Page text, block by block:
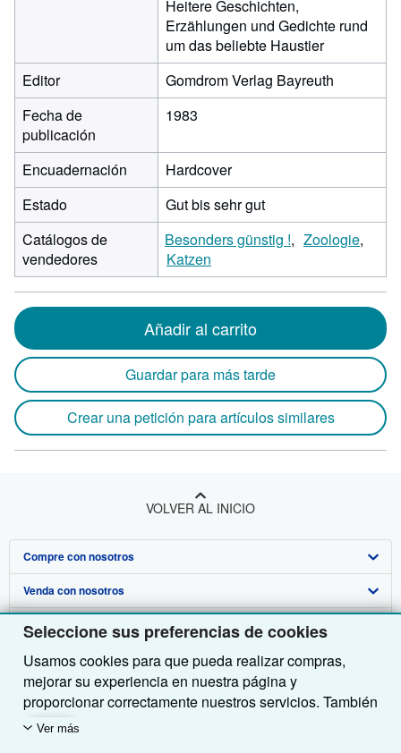
Seleccione sus preferencias de cookies
Usamos cookies para que pueda realizar compras,
mejorar su experiencia en nuestra página y
proporcionar correctamente nuestros servicios. También
utilizamos cookies para comprender el modo en que los
Ver más
Heitere Geschichten,
Erzählungen und Gedichte rund
um das beliebte Haustier
Editor
Gomdrom Verlag Bayreuth
Fecha de
publicación
1983
Encuadernación
Hardcover
Estado
Gut bis sehr gut
Catálogos de
vendedores
Besonders günstig !
Zoologie
Katzen
Añadir al carrito
Guardar para más tarde
Crear una petición para artículos similares
VOLVER AL INICIO
Compre con nosotros
Búsqueda avanzada
Colecciones
Mi cuenta
Mis pedidos
Ver carrito
Venda con nosotros
Comenzar a vender
Únase a nuestro programa de afiliados
Recomiende un vendedor
Sobre nosotros
Sobre IberLibro
Medios
Empleo
Obtener Ayuda
Preguntas frecuentes y guías
Atención al Cliente
Otras compañías de AbeBooks
AbeBooks.com
Siga a IberLibro